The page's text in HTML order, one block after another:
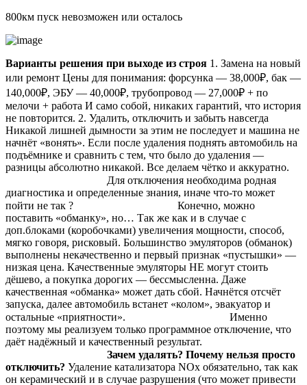
800км пуск невозможен или осталось
Варианты решения при выходе из строя 1. Замена на новый
или ремонт Цены для понимания: форсунка — 38,000₽, бак —
140,000₽, ЭБУ — 40,000₽, трубопровод — 27,000₽ + по
мелочи + работа И само собой, никаких гарантий, что история
не повторится. 2. Удалить, отключить и забыть навсегда
Никакой лишней дымности за этим не последует и машина не
начнёт «вонять». Если после удаления поднять автомобиль на
подъёмнике и сравнить с тем, что было до удаления —
разницы абсолютно никакой. Все делаем чётко и аккуратно.
⠀⠀⠀⠀⠀⠀⠀⠀⠀⠀⠀⠀ Для отключения необходима родная
диагностика и определенные знания, иначе что-то может
пойти не так ? ⠀⠀⠀⠀⠀⠀⠀⠀⠀⠀⠀⠀ Конечно, можно
поставить «обманку», но… Так же как и в случае с
доп.блоками (коробочками) увеличения мощности, способ,
мягко говоря, рисковый. Большинство эмуляторов (обманок)
выполнены некачественно и первый признак «пустышки» —
низкая цена. Качественные эмуляторы НЕ могут стоить
дёшево, а покупка дорогих — бессмысленна. Даже
качественная «обманка» может дать сбой. Начнётся отсчёт
запуска, далее автомобиль встанет «колом», эвакуатор и
остальные «приятности». ⠀⠀⠀⠀⠀⠀⠀⠀⠀⠀⠀⠀ Именно
поэтому мы реализуем только программное отключение, что
даёт надёжный и качественный результат.
Зачем удалять? Почему нельзя просто
отключить? Удаление катализатора NOx обязательно, так как
он керамический и в случае разрушения (что может привести